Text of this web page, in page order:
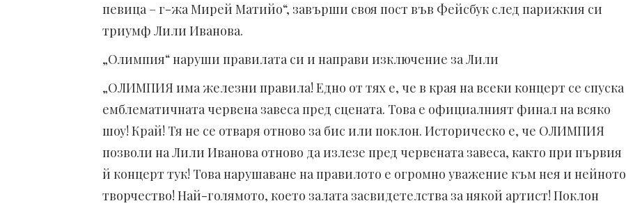
певица – г-жа Мирей Матийо“, завърши своя пост във Фейсбук след парижкия си
триумф Лили Иванова.
„Олимпия“ наруши правилата си и направи изключение за Лили
„ОЛИМПИЯ има железни правила! Едно от тях е, че в края на всеки концерт се спуска
емблематичната червена завеса пред сцената. Това е официалният финал на всяко
шоу! Край! Тя не се отваря отново за бис или поклон. Историческо е, че ОЛИМПИЯ
позволи на Лили Иванова отново да излезе пред червената завеса, както при първия
й концерт тук! Това нарушаване на правилото е огромно уважение към нея и нейното
творчество! Най-голямото, което залата засвидетелства за някой артист! Поклон